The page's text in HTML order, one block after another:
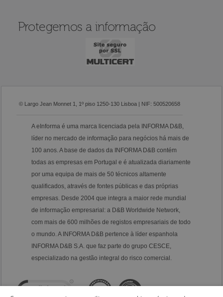
Protegemos a informação
© Largo Jean Monnet 1, 1º piso 1250-130 Lisboa | NIF: 500520658
A eInforma é uma marca licenciada pela INFORMA D&B,
líder no mercado de informação para negócios há mais de
100 anos. A base de dados da INFORMA D&B contém
todas as empresas em Portugal e é atualizada diariamente
por uma equipa de mais de 50 técnicos altamente
qualificados, através de fontes públicas e das próprias
empresas. Desde 2004 que integra a maior rede mundial
de informação empresarial: a D&B Worldwide Network,
com mais de 600 milhões de registos empresariais de todo
o mundo. A INFORMA D&B pertence à líder espanhola
INFORMA D&B S.A. que faz parte do grupo CESCE,
especializado na gestão integral do risco comercial.